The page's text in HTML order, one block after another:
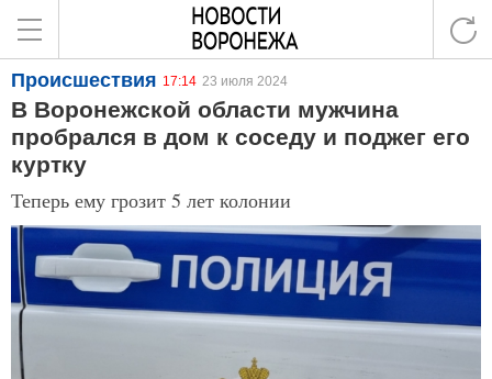
Происшествия 17:14 23 июля 2024
В Воронежской области мужчина
пробрался в дом к соседу и поджег его
куртку
Теперь ему грозит 5 лет колонии